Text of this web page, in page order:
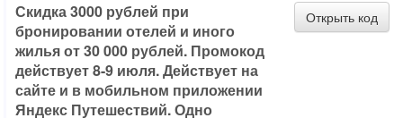
Скидка 3000 рублей при
бронировании отелей и иного
жилья от 30 000 рублей. Промокод
действует 8-9 июля. Действует на
сайте и в мобильном приложении
Яндекс Путешествий. Одно
Открыть код